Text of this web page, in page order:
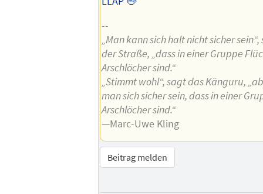
--
„Man kann sich halt nicht sicher
der Straße, „dass in einer Gruppe
Arschlöcher sind.“
„Stimmt wohl“, sagt das Känguru,
man sich sicher sein, dass in einer
Arschlöcher sind.“
—Marc-Uwe Kling
Beitrag melden